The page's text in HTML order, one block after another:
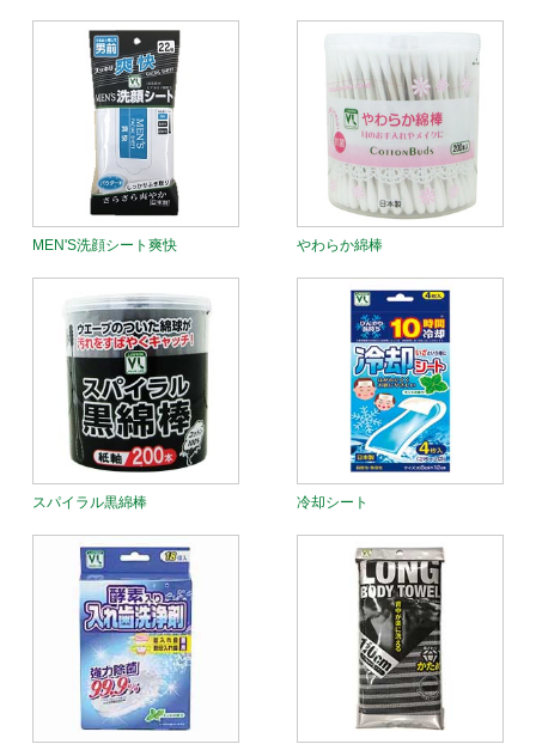
MEN'S洗顔シート爽快 やわらか綿棒
スパイラル黒綿棒 冷却シート